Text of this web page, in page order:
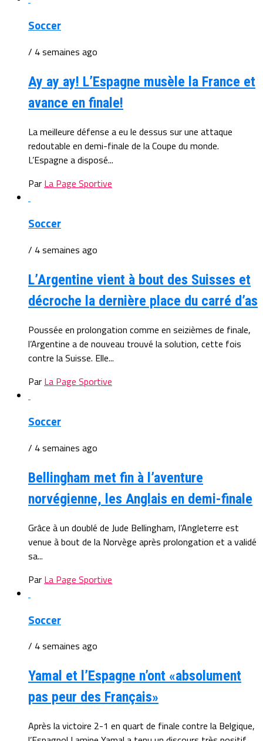
Soccer
/ 4 semaines ago
Ay ay ay! L’Espagne musèle la France et
avance en finale!
La meilleure défense a eu le dessus sur une attaque
redoutable en demi-finale de la Coupe du monde.
L’Espagne a disposé...
Par La Page Sportive
Soccer
/ 4 semaines ago
L’Argentine vient à bout des Suisses et
décroche la dernière place du carré d’as
Poussée en prolongation comme en seizièmes de finale,
l’Argentine a de nouveau trouvé la solution, cette fois
contre la Suisse. Elle...
Par La Page Sportive
Soccer
/ 4 semaines ago
Bellingham met fin à l’aventure
norvégienne, les Anglais en demi-finale
Grâce à un doublé de Jude Bellingham, l’Angleterre est
venue à bout de la Norvège après prolongation et a validé
sa...
Par La Page Sportive
Soccer
/ 4 semaines ago
Yamal et l’Espagne n’ont «absolument
pas peur des Français»
Après la victoire 2-1 en quart de finale contre la Belgique,